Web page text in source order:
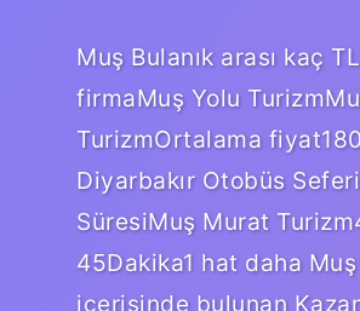
Muş Bulanık arası kaç
firmaMuş Yolu
TurizmOrtalama
Diyarbakır Otobüs
SüresiMuş Murat
45Dakika1 hat daha
içerisinde bulunan